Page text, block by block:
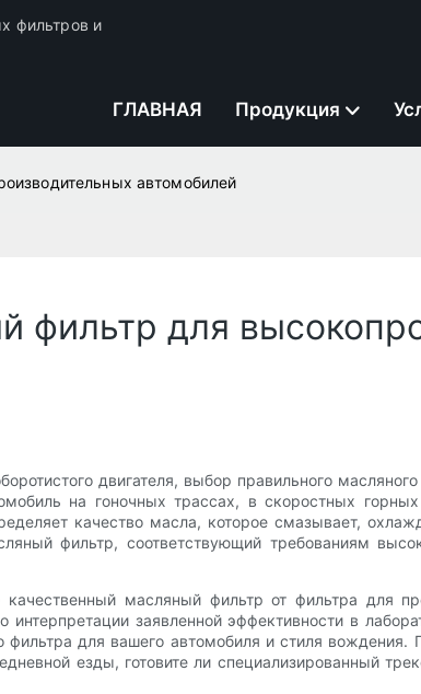
фильтров и
ГЛАВНАЯ Продукция
автомобилей
фильтр для
двигателя, выбор правильного
на гоночных трассах, в скоростных
качество масла, которое смазывает,
фильтр, соответствующий требованиям
масляный фильтр от фильтра для
заявленной эффективности в
для вашего автомобиля и стиля
езды, готовите ли специализированный